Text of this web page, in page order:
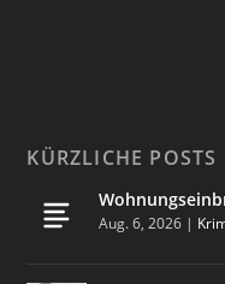
KÜRZLICHE POSTS
Aug. 6, 2026 |